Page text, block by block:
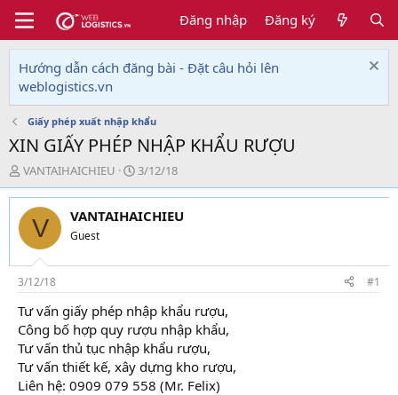
Đăng nhập Đăng ký
Hướng dẫn cách đăng bài - Đặt câu hỏi lên
weblogistics.vn
Giấy phép xuất nhập khẩu
XIN GIẤY PHÉP NHẬP KHẨU RƯỢU
T
h
r
e
d
s
t
a
r
t
e
r
VANTAIHAICHIEU
N
g
à
y
i
3/12/18
V VANTAIHAICHIEU
Guest
3/12/18 #1
Tư vấn giấy phép nhập khẩu rượu,
Công bố hợp quy rượu nhập khẩu,
Tư vấn thủ tục nhập khẩu rượu,
Tư vấn thiết kế, xây dựng kho rượu,
Liên hệ: 0909 079 558 (Mr. Felix)